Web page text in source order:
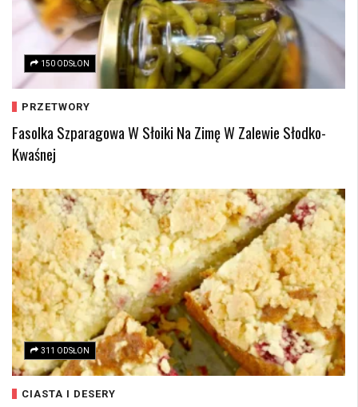
150 ODSŁON
PRZETWORY
Fasolka Szparagowa W Słoiki Na Zimę W Zalewie Słodko-
Kwaśnej
311 ODSŁON
CIASTA I DESERY